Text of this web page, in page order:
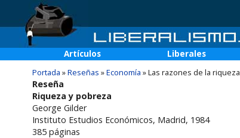
Artículos Liberales
Portada »Reseñas »Economía »Las razones de la riqueza
Reseña
Riqueza y pobreza
George Gilder
Instituto Estudios Económicos, Madrid, 1984
385páginas